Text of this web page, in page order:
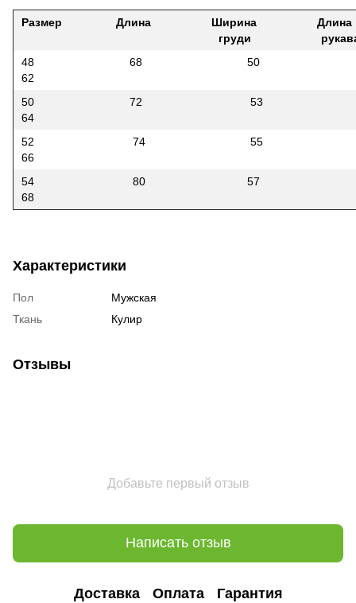
Размер Длина Ширина
груди
48 68 50
62
50 72 53
64
52 74 55
66
54 80 57
68
Характеристики
Пол
Мужская
Ткань
Кулир
Отзывы
Добавьте первый отзыв
Написать отзыв
Доставка Оплата Гарантия